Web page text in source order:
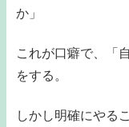
か」
これが口癖で、「
をする。
しかし明確にやる